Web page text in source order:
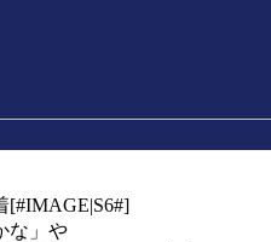
[#IMAGE|S6#]
な」や